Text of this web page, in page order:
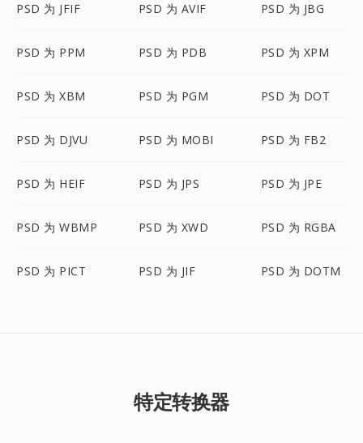
PSD 为 JFIF PSD 为 AVIF PSD 为 JBG
PSD 为 PPM PSD 为 PDB PSD 为 XPM
PSD 为 XBM PSD 为 PGM PSD 为 DOT
PSD 为 DJVU PSD 为 MOBI PSD 为 FB2
PSD 为 HEIF PSD 为 JPS PSD 为 JPE
PSD 为 WBMP PSD 为 XWD PSD 为 RGBA
PSD 为 PICT PSD 为 JIF PSD 为 DOTM
特定转换器